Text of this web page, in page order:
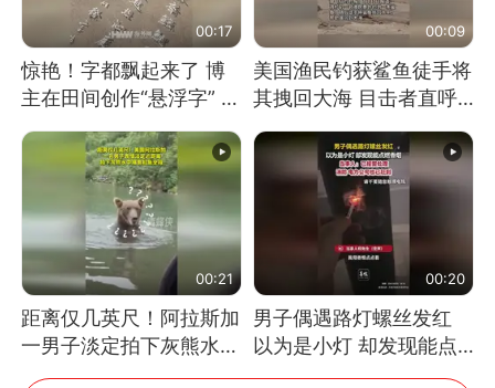
00:17
惊艳！字都飘起来了 博
主在田间创作“悬浮字” 网
友：真·裸眼3D！
00:09
美国渔民钓获鲨鱼徒手将
其拽回大海 目击者直呼
震惊 （视频来源：参考
消息）
00:21
距离仅几英尺！阿拉斯加
一男子淡定拍下灰熊水中
捕食鲑鱼全程
00:20
男子偶遇路灯螺丝发红
以为是小灯 却发现能点
燃香烟 当事人：已报警